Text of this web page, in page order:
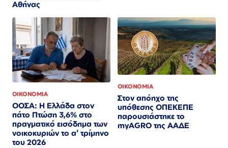
Αθήνας
ΟΙΚΟΝΟΜΙΑ
ΟΟΣΑ: Η Ελλάδα στον
πάτο Πτώση 3,6% στο
πραγματικό εισόδημα των
νοικοκυριών το α’ τρίμηνο
του 2026
ΟΙΚΟΝΟΜΙΑ
Στον απόηχο της
υπόθεσης ΟΠΕΚΕΠΕ
παρουσιάστηκε το
myAGRO της ΑΑΔΕ